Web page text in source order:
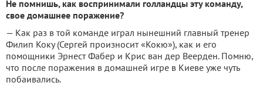
Не помнишь, как воспринимали голландцы эту команду,
свое домашнее поражение?
— Как раз в той команде играл нынешний главный тренер
Филип Коку (Сергей произносит «Кокю»), как и его
помощники Эрнест Фабер и Крис ван дер Веерден. Помню,
что после поражения в домашней игре в Киеве уже чуть
побаивались.